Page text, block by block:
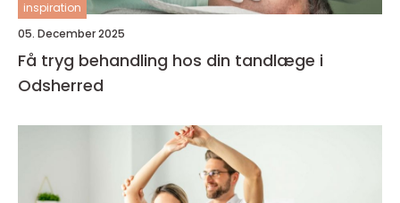
inspiration
05. December 2025
Få tryg behandling hos din tandlæge i
Odsherred